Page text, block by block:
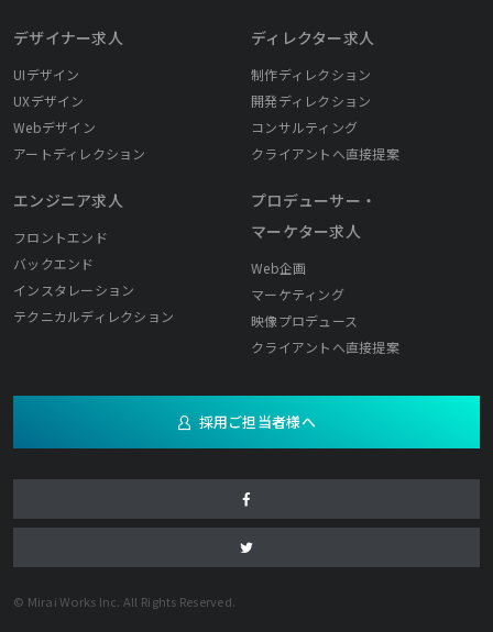
デザイナー求人
UIデザイン
UXデザイン
Webデザイン
アートディレクション
エンジニア求人
フロントエンド
バックエンド
インスタレーション
テクニカルディレクション
ディレクター求人
制作ディレクション
開発ディレクション
コンサルティング
クライアントへ直接提案
プロデューサー・
マーケター求人
Web企画
マーケティング
映像プロデュース
クライアントへ直接提案
採用ご担当者様へ
© Mirai Works Inc. All Rights Reserved.